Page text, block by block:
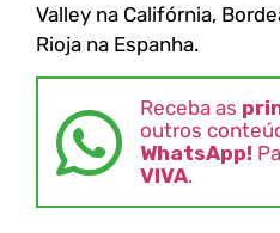
Valley na Califórnia,
Rioja na Espanha.
Receba as
outros
WhatsApp!
VIVA.